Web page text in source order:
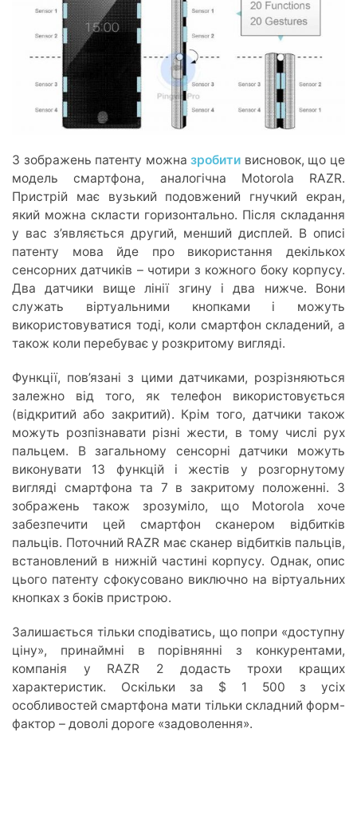
З зображень патенту можназробити висновок, що це
модель смартфона, аналогічна Motorola RAZR.
Пристрій має вузький подовжений гнучкий екран,
який можна скласти горизонтально. Після складання
у вас з’являється другий, менший дисплей. В описі
патенту мова йде про використання декількох
сенсорних датчиків – чотири з кожного боку корпусу.
Два датчики вище лінії згину і два нижче. Вони
служать віртуальними кнопками і можуть
використовуватися тоді, коли смартфон складений, а
також коли перебуває у розкритому вигляді.
Функції, пов’язані з цими датчиками, розрізняються
залежно від того, як телефон використовується
(відкритий або закритий). Крім того, датчики також
можуть розпізнавати різні жести, в тому числі рух
пальцем. В загальному сенсорні датчики можуть
виконувати 13 функцій і жестів у розгорнутому
вигляді смартфона та 7 в закритому положенні. З
зображень також зрозуміло, що Motorola хоче
забезпечити цей смартфон сканером відбитків
пальців. Поточний RAZR має сканер відбитків пальців,
встановлений в нижній частині корпусу. Однак, опис
цього патенту сфокусовано виключно на віртуальних
кнопках з боків пристрою.
Залишається тільки сподіватись, що попри «доступну
ціну», принаймні в порівнянні з конкурентами,
компанія у RAZR 2 додасть трохи кращих
характеристик. Оскільки за $ 1 500 з усіх
особливостей смартфона мати тільки складний форм-
фактор – доволі дороге «задоволення».